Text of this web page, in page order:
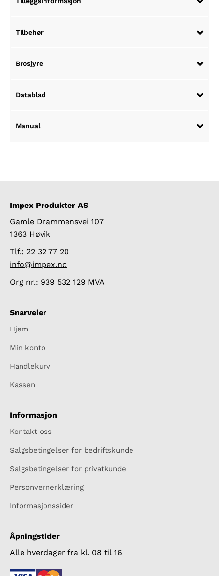
Tilbehør
Brosjyre
Datablad
Manual
Impex Produkter AS
Gamle Drammensvei 107
1363 Høvik
Tlf.: 22 32 77 20
info@impex.no
Org nr.: 939 532 129 MVA
Snarveier
Hjem
Min konto
Handlekurv
Kassen
Informasjon
Kontakt oss
Salgsbetingelser for bedriftskunde
Salgsbetingelser for privatkunde
Personvernerklæring
Informasjonssider
Åpningstider
Alle hverdager fra kl. 08 til 16